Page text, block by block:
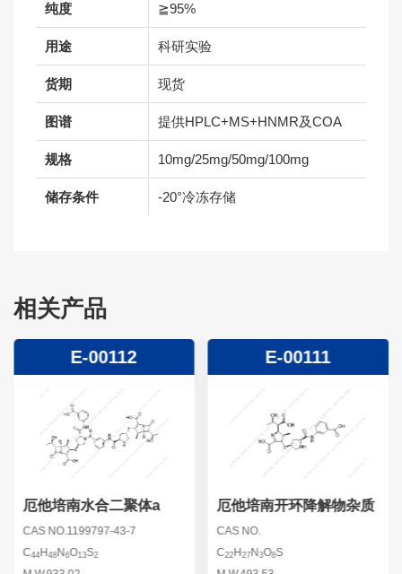
纯度 ≧95%
用途 科研实验
货期 现货
图谱 提供HPLC+MS+HNMR及COA
规格 10mg/25mg/50mg/100mg
储存条件 -20°冷冻存储
相关产品
E-00112
厄他培南水合二聚体a
CAS NO.1199797-43-7
C44 H48N6O13S2
E-00111
厄他培南开环降解物杂质
CAS NO.
C22H27N3O8S